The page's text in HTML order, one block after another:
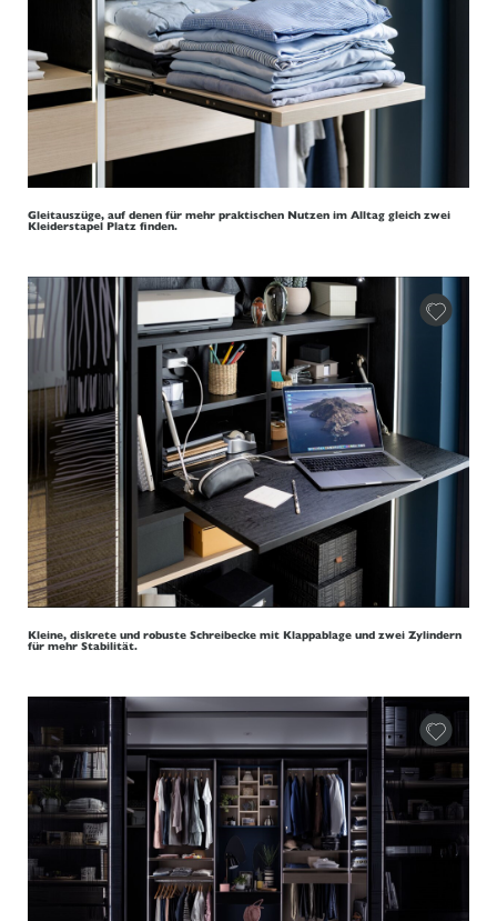
Gleitauszüge, auf denen für mehr praktischen Nutzen im Alltag gleich zwei
Kleiderstapel Platz finden.
Kleine, diskrete und robuste Schreibecke mit Klappablage und zwei Zylindern
für mehr Stabilität.